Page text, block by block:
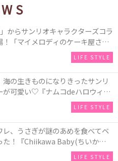
からサンリオキャラクターズコラ
！「マイメロディのケーキ屋さ
ハウス8種類と、「シナモロール
ド」などオルゴールで動く仕掛け
ル2種類♪
LIFE STYLE
海の生きものになりきったサンリ
が可愛い♡『ナムコdeハロウィン
ファンタジー～』全国のアミュー
ムコ」「ナムコオンラインクレー
LIFE STYLE
レ、うさぎが謎のあめを食べてベ
た！『Chiikawa Baby(ちいかわベ
14か所で開催！
LIFE STYLE